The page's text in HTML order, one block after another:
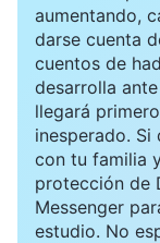
de no
Cuando mi
admití que
deberes, no
pensar en las
tendría que
aumentando,
darse cuenta
cuentos de
desarrolla
llegará
inesperado. Si
con tu familia
protección de
Messenger
estudio. No